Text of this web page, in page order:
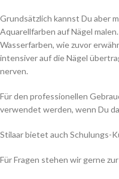
Grundsätzlich kannst Du aber
Aquarellfarben auf Nägel
Wasserfarben, wie zuvor
intensiver auf die Nägel
nerven.
Für den professionellen
verwendet werden, wenn Du
Stilaar bietet auch Schulungs-
Für Fragen stehen wir gerne